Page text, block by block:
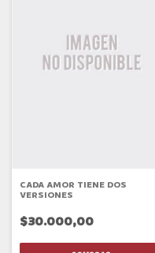
CADA AMOR TIENE DOS
VERSIONES
$30.000,00